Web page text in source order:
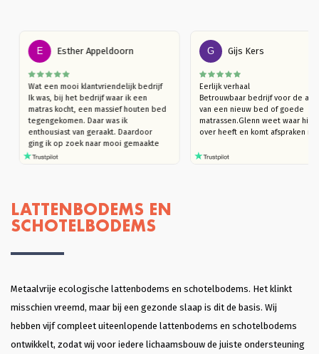
E Esther Appeldoorn
Wat een mooi klantvriendelijk bedrijf
Ik was, bij het bedrijf waar ik een
matras kocht, een massief houten bed
tegengekomen. Daar was ik
enthousiast van geraakt. Daardoor
ging ik op zoek naar mooi gemaakte
houten bedden (die niet kraken). Ik
te ervaren. Ik trof een heel plezierige
verkoper Glenn die, hoera, je echt de
tijd geeft om rond te kijken en heel
daarna, blijft hij met je meedenken
klantvriendelijk. Ik kon slagen met een
heel mooi bed Bergen. Bodems ook
gekocht die heel coulant eerder
gebracht konden worden omdat ik al
mee. En dank je wel Glenn voor je
G Gijs Kers
Eerlijk verhaal
Betrouwbaar bedrijf voor
van een nieuw bed of
matrassen.Glenn weet
over heeft en komt
LATTENBODEMS EN
SCHOTELBODEMS
Metaalvrije ecologische lattenbodems en schotelbodems. Het klinkt
misschien vreemd, maar bij een gezonde slaap is dit de basis. Wij
hebben vijf compleet uiteenlopende lattenbodems en schotelbodems
ontwikkelt, zodat wij voor iedere lichaamsbouw de juiste ondersteuning